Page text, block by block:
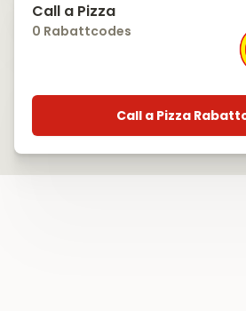
Call a Pizza
0 Rabattcodes
Call a Pizza